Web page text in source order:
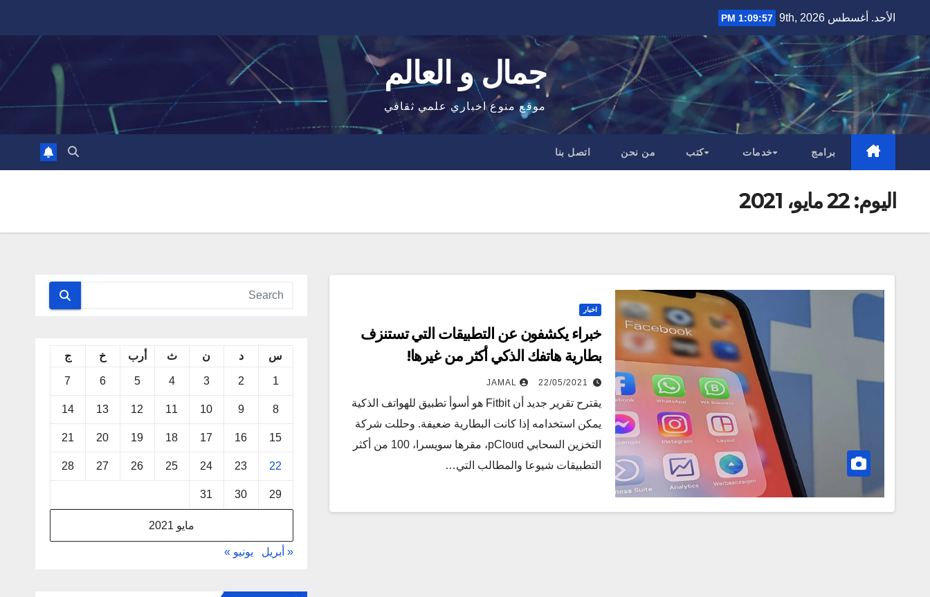
content
الأحد. أغسطس 9th, 2026 1:09:58 PM
جمال و العالم
موقع منوع اخباري علمي ثقافي
برامج خدمات كتب من نحن اتصل بنا
اليوم:22 مايو، 2021
اخبار
خبراء يكشفون عن التطبيقات التي تستنزف
بطارية هاتفك الذكي أكثر من غيرها!
22/05/2021
JAMAL
يقترح تقرير جديد أن Fitbit هو أسوأ تطبيق للهواتف الذكية
يمكن استخدامه إذا كانت البطارية ضعيفة. وحللت شركة
التخزين السحابي pCloud، مقرها سويسرا، 100 من أكثر
التطبيقات شيوعا والمطالب التي…
مايو 2021
س د ن ث أرب خ ج
1
2
3
4
5
6
7
8
9
10
11
12
13
14
15
16
17
18
19
20
21
22
23
24
25
26
27
28
29
30
31
« أبريل يونيو »